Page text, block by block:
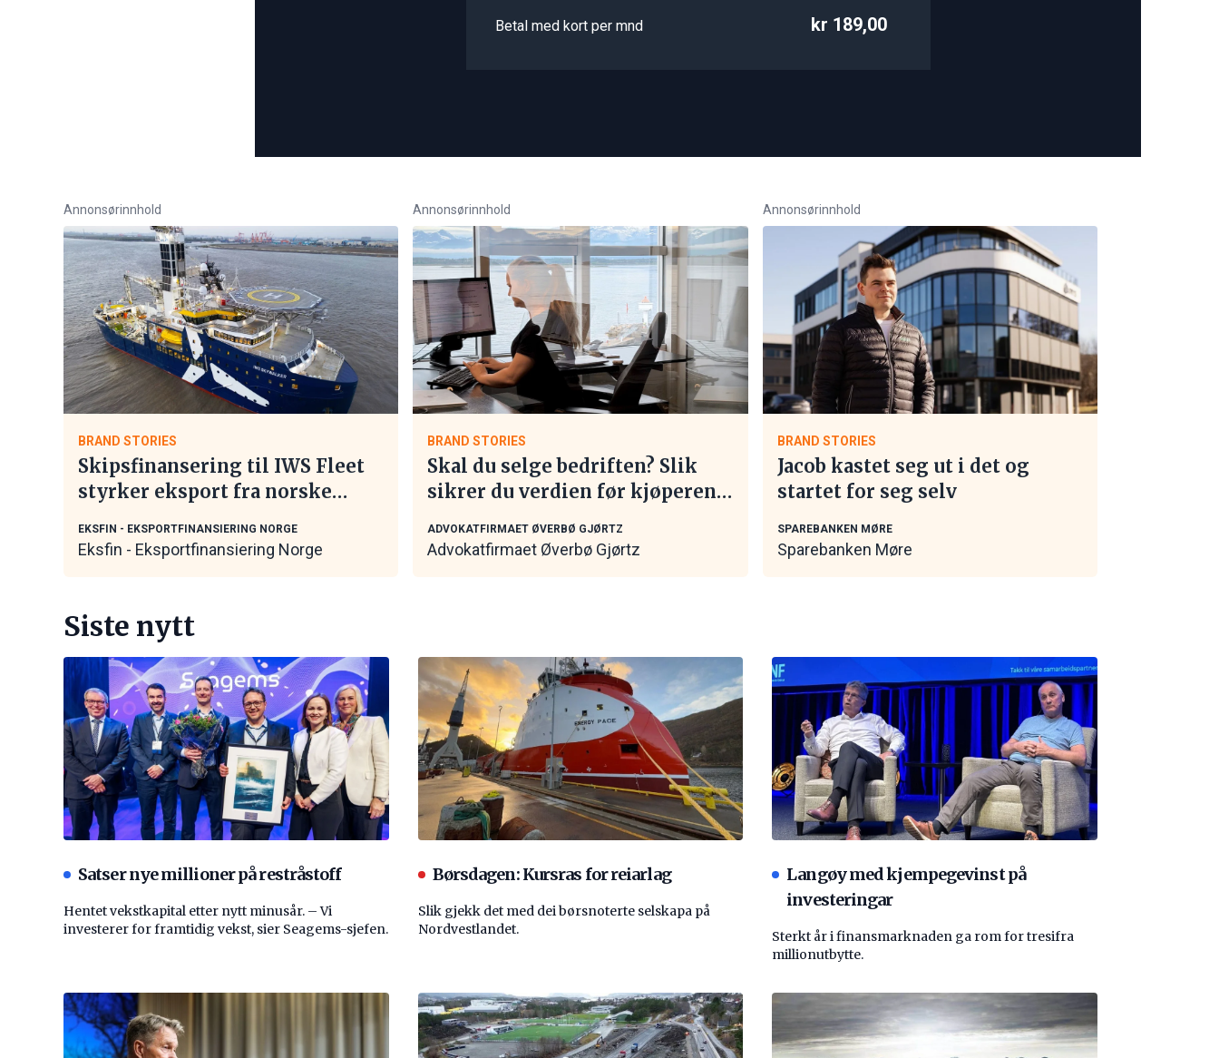
Betal med kort per mnd kr 189,00
Annonsørinnhold
BRAND STORIES
Skipsfinansering til IWS Fleet
styrker eksport fra norske
EKSFIN - EKSPORTFINANSIERING NORGE
Eksfin - Eksportfinansiering Norge
Annonsørinnhold
BRAND STORIES
Skal du selge bedriften? Slik
sikrer du verdien før kjøperen
ADVOKATFIRMAET ØVERBØ GJØRTZ
Advokatfirmaet Øverbø Gjørtz
Annonsørinnhold
BRAND STORIES
Jacob kastet seg ut i det og
startet for seg selv
SPAREBANKEN MØRE
Sparebanken Møre
Siste nytt
Satser nye millioner på restråstoff
Hentet vekstkapital etter nytt minusår. – Vi
investerer for framtidig vekst, sier Seagems-sjefen.
Børsdagen: Kursras for reiarlag
Slik gjekk det med dei børsnoterte selskapa på
Nordvestlandet.
Langøy med kjempegevinst på
investeringar
Sterkt år i finansmarknaden ga rom for tresifra
millionutbytte.